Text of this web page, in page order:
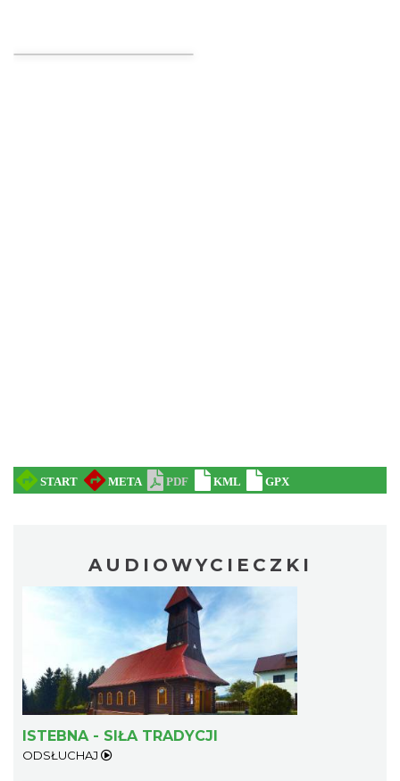
AUDIOWYCIECZKI
ISTEBNA - SIŁA TRADYCJI
ODSŁUCHAJ